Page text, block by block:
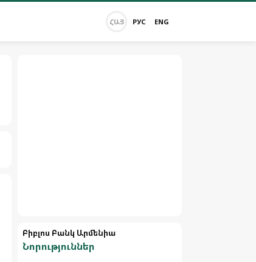
ՀԱՅ РУС ENG
Բիբլոս Բանկ Արմենիա
Նորություններ